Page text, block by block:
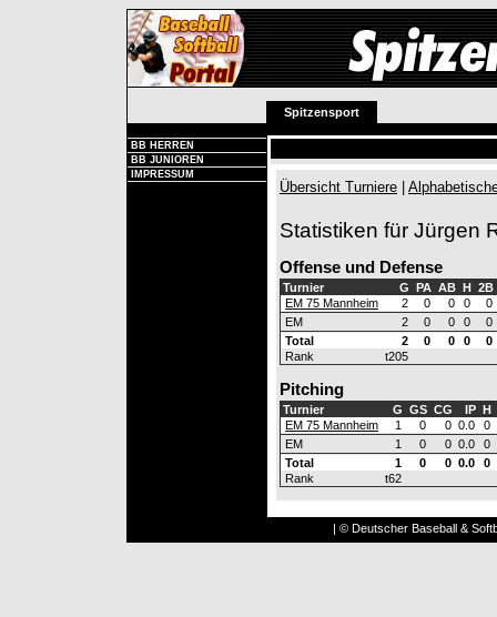
Spitzensport
BB HERREN
BB JUNIOREN
IMPRESSUM
Übersicht Turniere
Statistiken für Jürgen
Offense und Defense
Turnier G PA AB H
2B
EM 75 Mannheim
2 0 0 0
0
EM
2 0 0 0
0
Total
2 0 0 0
0
Rank
t205
Pitching
Turnier G GS CG IP H
EM 75 Mannheim
1 0 0 0.0
0
EM
1 0 0 0.0
0
Total
1 0 0 0.0
0
Rank
t62
| © Deutscher Baseball &